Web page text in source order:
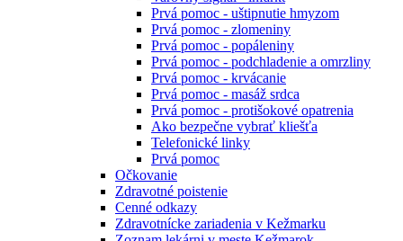
Prvá pomoc - uštipnutie hmyzom
Prvá pomoc - zlomeniny
Prvá pomoc - popáleniny
Prvá pomoc - podchladenie a omrzliny
Prvá pomoc - krvácanie
Prvá pomoc - masáž srdca
Prvá pomoc - protišokové opatrenia
Ako bezpečne vybrať kliešťa
Telefonické linky
Prvá pomoc
Očkovanie
Zdravotné poistenie
Cenné odkazy
Zdravotnícke zariadenia v Kežmarku